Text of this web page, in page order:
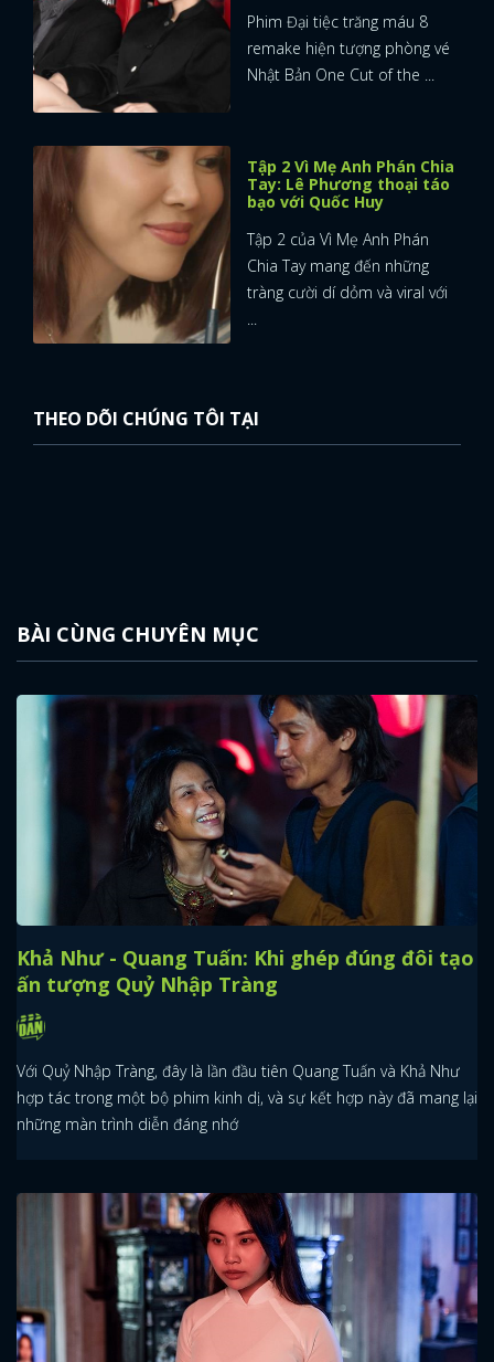
Phim Đại tiệc trăng máu 8
remake hiện tượng phòng vé
Nhật Bản One Cut of the ...
Tập 2 Vì Mẹ Anh Phán Chia
Tay: Lê Phương thoại táo
bạo với Quốc Huy
Tập 2 của Vì Mẹ Anh Phán
Chia Tay mang đến những
tràng cười dí dỏm và viral với
...
THEO DÕI CHÚNG TÔI TẠI
BÀI CÙNG CHUYÊN MỤC
Khả Như - Quang Tuấn: Khi ghép đúng đôi tạo
ấn tượng Quỷ Nhập Tràng
Với Quỷ Nhập Tràng, đây là lần đầu tiên Quang Tuấn và Khả Như
hợp tác trong một bộ phim kinh dị, và sự kết hợp này đã mang lại
những màn trình diễn đáng nhớ